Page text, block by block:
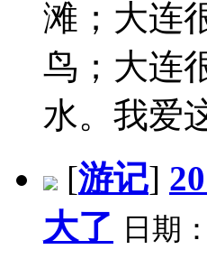
滩；大连
鸟；大连
水。我爱
[游记]
大了 日期：